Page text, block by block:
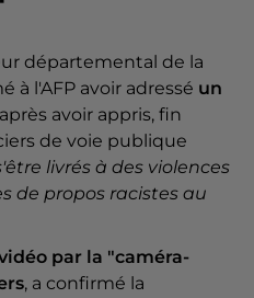
départemental de la
à l'AFP avoir adressé un
après avoir appris, fin
de voie publique
livrés à des violences
de propos racistes au
par la "caméra-
, a confirmé la